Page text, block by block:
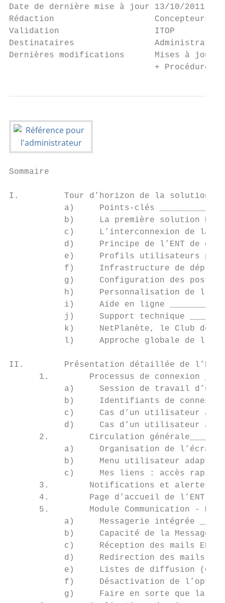
Date de dernière mise à jour 13/10/2011
Rédaction                    Concepteurs
Validation                   ITOP
Destinataires                Administrateurs
Dernières modifications      Mises à jour
+ Procédure
Sommaire
I.         Tour d’horizon de la solution
a)     Points-clés
b)     La première solution
c)     L’interconnexion de la
d)     Principe de l’ENT de
e)     Profils utilisateurs
f)     Infrastructure de
g)     Configuration des
h)     Personnalisation de
i)     Aide en ligne
j)     Support technique
k)     NetPlanète, le Club des
l)     Approche globale de
II.        Présentation détaillée de l’ENT
1.        Processus de connexion
a)     Session de travail d’un
b)     Identifiants de
c)     Cas d’un utilisateur
d)     Cas d’un utilisateur
2.        Circulation
a)     Organisation de l’écran
b)     Menu utilisateur adapté
c)     Mes liens : accès
3.        Notifications et alertes
4.        Page d’accueil de l’ENT
5.        Module Communication -
a)     Messagerie intégrée
b)     Capacité de la
c)     Réception des mails ENT
d)     Redirection des mails
e)     Listes de diffusion (ou
f)     Désactivation de
g)     Faire en sorte que la